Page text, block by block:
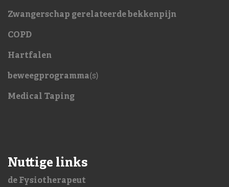
Zwangerschap gerelateerde bekkenpijn
COPD
Hartfalen
beweegprogramma(s)
Medical Taping
Nuttige links
de Fysiotherapeut